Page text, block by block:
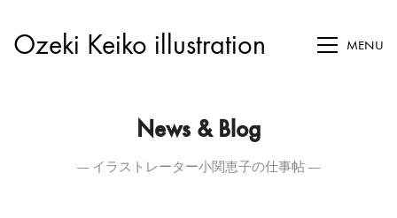
Ozeki Keiko illustration MENU
News & Blog
― イラストレーター小関恵子の仕事帖 ―